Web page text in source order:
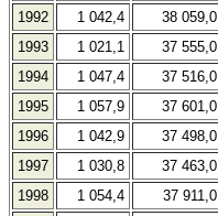
1992
1 042,4 38 059,0
1993
1 021,1 37 555,0
1994
1 047,4 37 516,0
1995
1 057,9 37 601,0
1996
1 042,9 37 498,0
1997
1 030,8 37 463,0
1998
1 054,4 37 911,0